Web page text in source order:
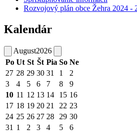
Rozvojový plán obce Žehra 2024 -
Kalendár
August2026
Po Ut St Št Pia So Ne
27 28 29 30 31 1
2
3
4 5 6 7 8
9
10 11 12 13 14 15 16
17 18 19 20 21 22 23
24 25 26 27 28 29 30
31 1 2 3 4 5 6